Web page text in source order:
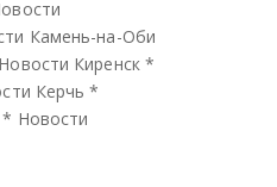
Камень-на-Оби
Новости Киренск*
Керчь *
* Новости